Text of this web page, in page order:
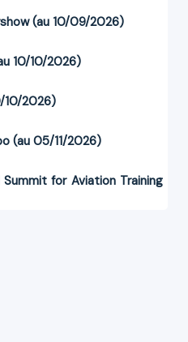
(au 10/09/2026)
10/10/2026)
10/2026)
(au 05/11/2026)
for Aviation Training